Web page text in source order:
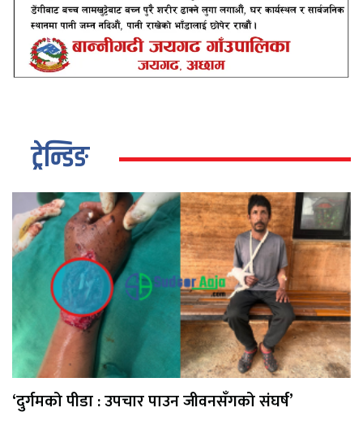
ट्रेन्डिङ
‘दुर्गमको पीडा : उपचार पाउन जीवनसँगको संघर्ष’